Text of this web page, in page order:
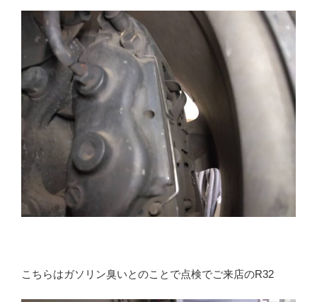
こちらはガソリン臭いとのことで点検でご来店のR32